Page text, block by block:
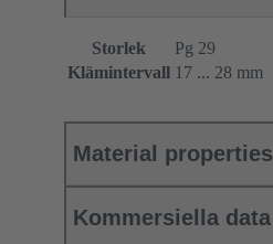
Storlek
Pg 29
Klämintervall 17 ... 28 mm
Material properties
Kommersiella data